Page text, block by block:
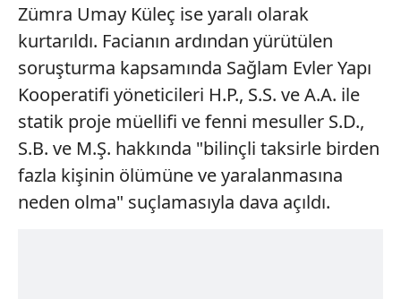
Zümra Umay Küleç ise yaralı olarak
kurtarıldı. Facianın ardından yürütülen
soruşturma kapsamında Sağlam Evler Yapı
Kooperatifi yöneticileri H.P., S.S. ve A.A. ile
statik proje müellifi ve fenni mesuller S.D.,
S.B. ve M.Ş. hakkında "bilinçli taksirle birden
fazla kişinin ölümüne ve yaralanmasına
neden olma" suçlamasıyla dava açıldı.